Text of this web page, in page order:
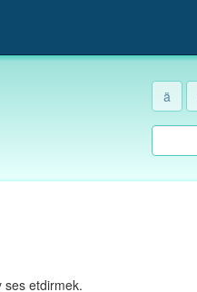
ä
ses etdirmek.